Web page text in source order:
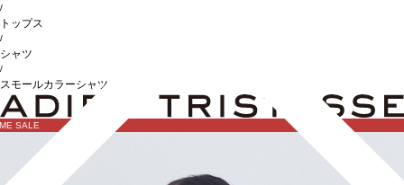
/
トップス
/
シャツ
/
スモールカラーシャツ
SALE